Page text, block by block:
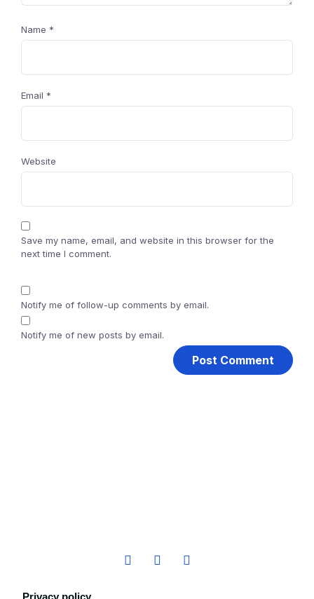
Name *
Email *
Website
Save my name, email, and website in this browser for the
next time I comment.
Notify me of follow-up comments by email.
Notify me of new posts by email.
Privacy policy